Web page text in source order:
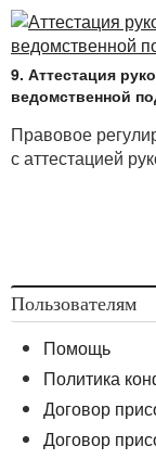
9. Аттестация
ведомственной
Правовое
с аттестацией
Пользователям
Помощь
Политика
Договор
Договор